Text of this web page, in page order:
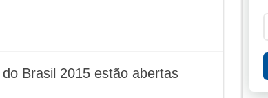
Brasil 2015 estão abertas